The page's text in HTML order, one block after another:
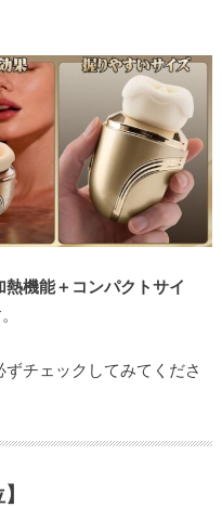
熱機能＋コンパクトサイ
ずチェックしてみてくださ